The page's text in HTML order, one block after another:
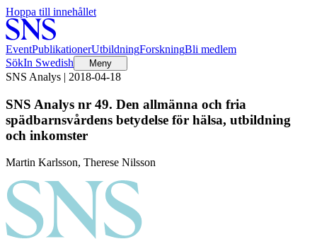
Hoppa till innehållet
EventPublikationerUtbildningForskningBli medlem
SökIn Swedish Meny
SNS Analys | 2018-04-18
SNS Analys nr 49. Den allmänna och fria
spädbarnsvårdens betydelse för hälsa, utbildning
och inkomster
Martin Karlsson, Therese Nilsson